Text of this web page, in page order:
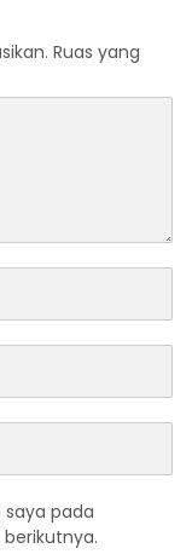
Ruas yang
pada